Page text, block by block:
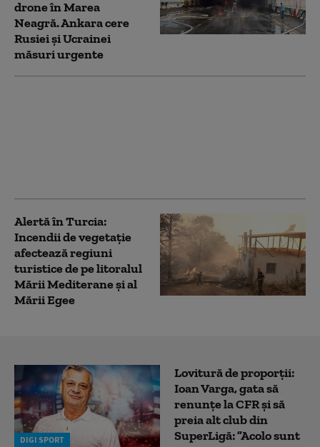
drone în Marea
Neagră. Ankara cere
Rusiei și Ucrainei
măsuri urgente
Alertă în Turcia:
Incendii de vegetație
afectează regiuni
turistice de pe litoralul
Mării Mediterane și al
Mării Egee
DIGI SPORT
Lovitură de proporții:
Ioan Varga, gata să
renunțe la CFR și să
preia alt club din
SuperLigă: ”Acolo sunt